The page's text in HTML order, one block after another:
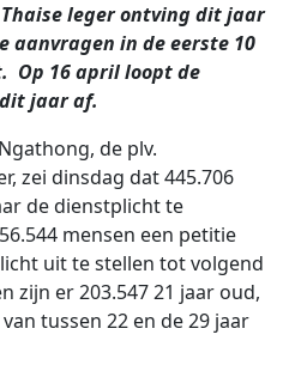
Thaise leger ontving dit jaar
aanvragen in de eerste 10
Op 16 april loopt de
jaar af.
de plv.
zei dinsdag dat 445.706
de dienstplicht te
mensen een petitie
uit te stellen tot volgend
zijn er 203.547 21 jaar oud,
tussen 22 en de 29 jaar